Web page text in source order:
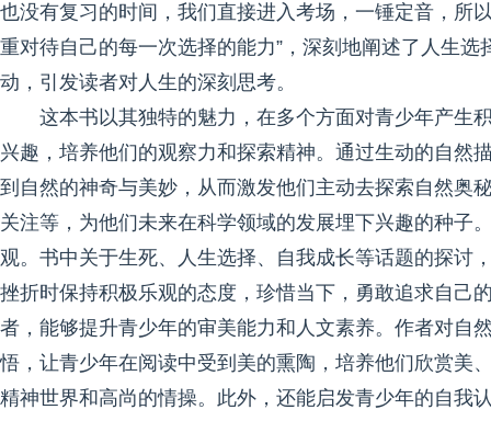
也没有复习的时间，我们直接进入考场，一锤定音，所
重对待自己的每一次选择的能力”，深刻地阐述了人生
动，引发读者对人生的深刻思考。
这本书以其独特的魅力，在多个方面对青少年产生
兴趣，培养他们的观察力和探索精神。通过生动的自然
到自然的神奇与美妙，从而激发他们主动去探索自然奥
关注等，为他们未来在科学领域的发展埋下兴趣的种子
观。书中关于生死、人生选择、自我成长等话题的探讨
挫折时保持积极乐观的态度，珍惜当下，勇敢追求自己
者，能够提升青少年的审美能力和人文素养。作者对自
悟，让青少年在阅读中受到美的熏陶，培养他们欣赏美
精神世界和高尚的情操。此外，还能启发青少年的自我